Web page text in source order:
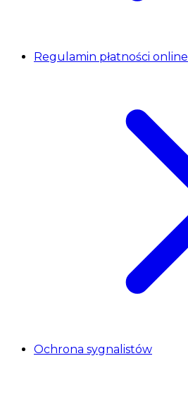
Regulamin płatności online
Ochrona sygnalistów